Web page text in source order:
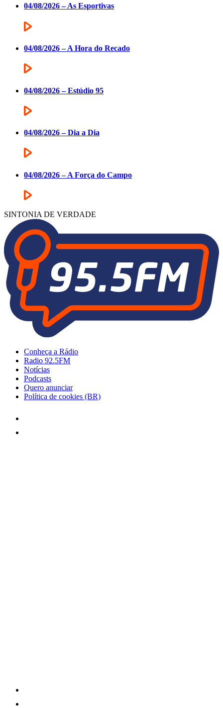
04/08/2026 – As Esportivas
04/08/2026 – A Hora do Recado
04/08/2026 – Estúdio 95
04/08/2026 – Dia a Dia
04/08/2026 – A Força do Campo
SINTONIA DE VERDADE
Conheça a Rádio
Radio 92.5FM
Notícias
Podcasts
Quero anunciar
Política de cookies (BR)